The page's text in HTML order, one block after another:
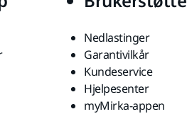
Nedlastinger
Garantivilkår
Kundeservice
Hjelpesenter
myMirka-appen